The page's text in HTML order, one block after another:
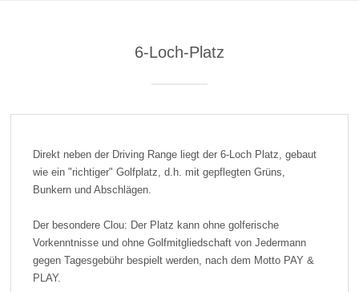
6-Loch-Platz
Direkt neben der Driving Range liegt der 6-Loch Platz, gebaut
wie ein "richtiger" Golfplatz, d.h. mit gepflegten Grüns,
Bunkern und Abschlägen.
Der besondere Clou: Der Platz kann ohne golferische
Vorkenntnisse und ohne Golfmitgliedschaft von Jedermann
gegen Tagesgebühr bespielt werden, nach dem Motto PAY &
PLAY.